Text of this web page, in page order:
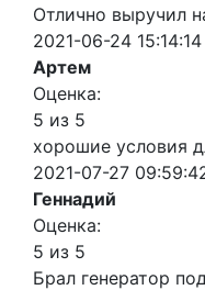
Отлично выручил
2021-06-24 15:14:14
Артем
Оценка:
5 из 5
хорошие условия
2021-07-27
Геннадий
Оценка:
5 из 5
Брал генератор